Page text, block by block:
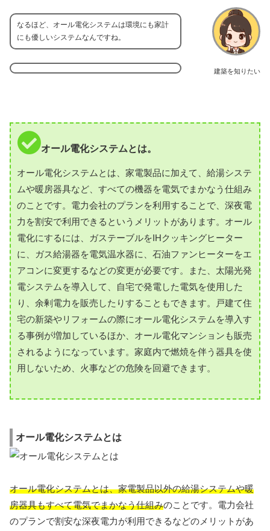
建築を知りたい
なるほど、オール電化システムは環境にも家計
にも優しいシステムなんですね。
オール電化システムとは。
オール電化システムとは、家電製品に加えて、給湯システ
ムや暖房器具など、すべての機器を電気でまかなう仕組み
のことです。電力会社のプランを利用することで、深夜電
力を割安で利用できるというメリットがあります。オール
電化にするには、ガステーブルをIHクッキングヒーター
に、ガス給湯器を電気温水器に、石油ファンヒーターをエ
アコンに変更するなどの変更が必要です。また、太陽光発
電システムを導入して、自宅で発電した電気を使用した
り、余剰電力を販売したりすることもできます。戸建て住
宅の新築やリフォームの際にオール電化システムを導入す
る事例が増加しているほか、オール電化マンションも販売
されるようになっています。家庭内で燃焼を伴う器具を使
用しないため、火事などの危険を回避できます。
オール電化システムとは
オール電化システムとは、家電製品以外の給湯システムや暖
房器具もすべて電気でまかなう仕組みのことです。電力会社
のプランで割安な深夜電力が利用できるなどのメリットがあ